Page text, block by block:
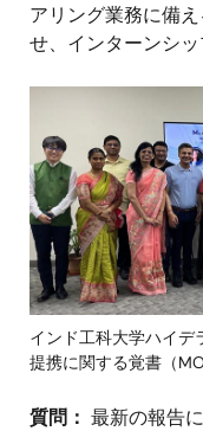
アリング業務に備
せ、インターンシッ
インド工科大学ハイデ
提携に関する覚書（
質問： 最新の報告